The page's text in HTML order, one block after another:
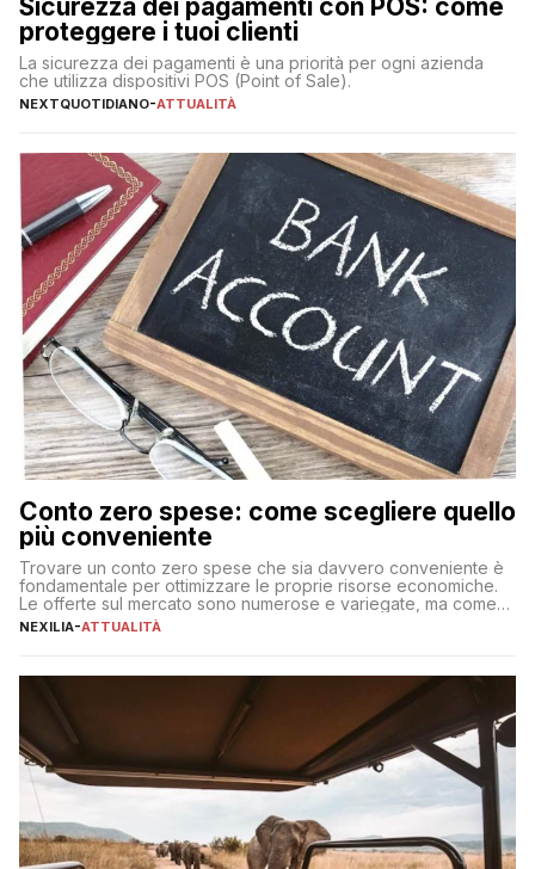
Sicurezza dei pagamenti con POS: come
proteggere i tuoi clienti
La sicurezza dei pagamenti è una priorità per ogni azienda
che utilizza dispositivi POS (Point of Sale).
NEXTQUOTIDIANO-ATTUALITÀ
Conto zero spese: come scegliere quello
più conveniente
Trovare un conto zero spese che sia davvero conveniente è
fondamentale per ottimizzare le proprie risorse economiche.
Le offerte sul mercato sono numerose e variegate, ma come
individuare quella più adatta alle proprie esigenze senza
sul […]
NEXILIA-ATTUALITÀ